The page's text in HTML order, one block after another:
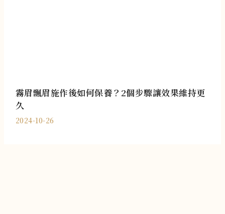
霧眉飄眉施作後如何保養？2個步驟讓效果維持更
久
2024-10-26